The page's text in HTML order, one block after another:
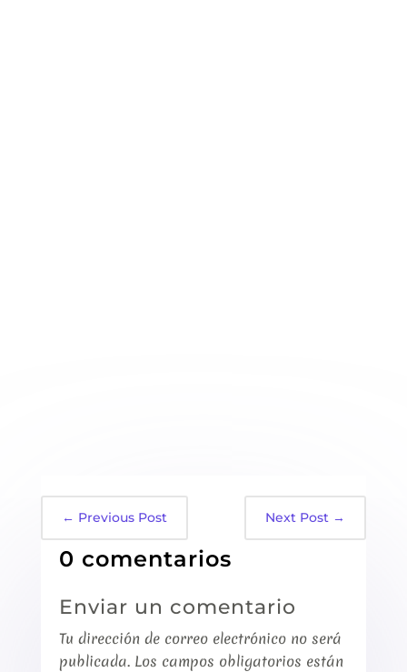
← Previous Post Next Post →
0 comentarios
Enviar un comentario
Tu dirección de correo electrónico no será
publicada. Los campos obligatorios están